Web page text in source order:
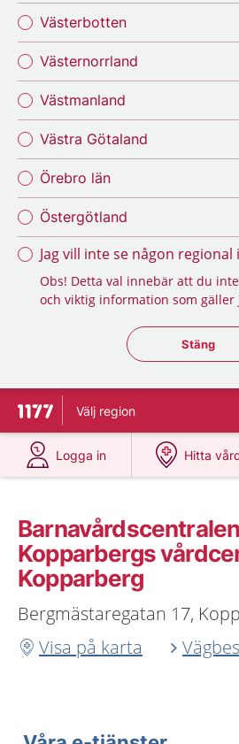
Västerbotten
Västernorrland
Västmanland
Västra Götaland
Örebro län
Östergötland
Jag vill inte se någon
Obs! Detta val innebär att du
och viktig information som
Stäng
Stäng
Till startsidan för 1177
Välj region
Logga in
på 1177.se
Hitta
på
Kopparbergs
Kopparberg
Bergmästaregatan 17,
Visa på karta